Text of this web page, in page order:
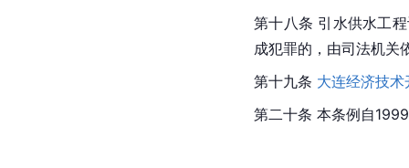
第十八条 引水供水工
成犯罪的，由司法机关
第十九条 大连经济技术
第二十条 本条例自